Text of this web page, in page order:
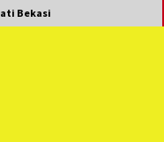
Bekasi